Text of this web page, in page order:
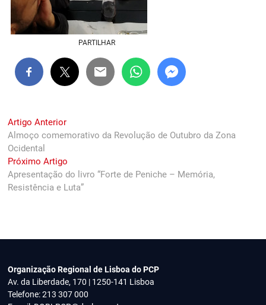
PARTILHAR
Navegação
de
artigos
Artigo AnteriorPrevious
post:
Almoço comemorativo da Revolução de Outubro da Zona
Ocidental
Próximo Artigo
post:
Apresentação do livro “Forte de Peniche – Memória,
Resistência e Luta”
Organização Regional de Lisboa do PCP
Av. da Liberdade, 170 | 1250-141 Lisboa
Telefone: 213 307 000